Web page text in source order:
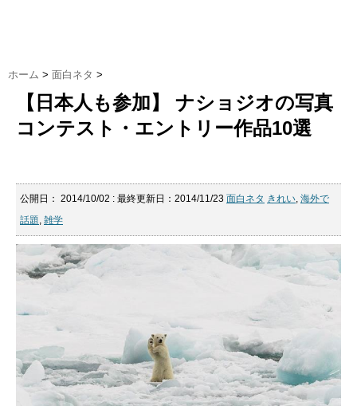
ホーム > 面白ネタ >
【日本人も参加】 ナショジオの写真
コンテスト・エントリー作品10選
公開日： 2014/10/02 : 最終更新日：2014/11/23 面白ネタ きれい, 海外で
話題, 雑学